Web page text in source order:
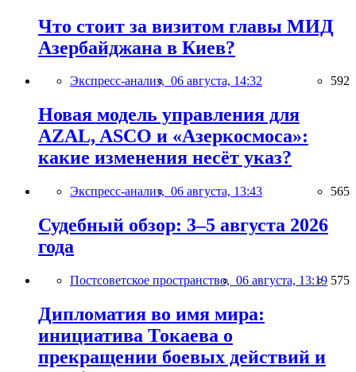
Что стоит за визитом главы МИД
Азербайджана в Киев?
Экспресс-анализ, 06 августа, 14:32 592
Новая модель управления для
AZAL, ASCO и «Азеркосмоса»:
какие изменения несёт указ?
Экспресс-анализ, 06 августа, 13:43 565
Судебный обзор: 3–5 августа 2026
года
Постсоветское пространство, 06 августа, 13:19 575
Дипломатия во имя мира:
инициатива Токаева о
прекращении боевых действий и